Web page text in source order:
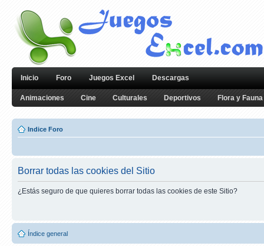
Inicio Foro Juegos Excel Descargas
Animaciones Cine Culturales Deportivos Flora y Fauna
Indice Foro
Borrar todas las cookies del Sitio
¿Estás seguro de que quieres borrar todas las cookies de este Sitio?
Índice general